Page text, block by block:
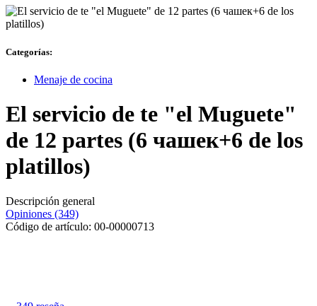
Categorías:
Menaje de cocina
El servicio de te "el Muguete"
de 12 partes (6 чашек+6 de los
platillos)
Descripción general
Opiniones (349)
Código de artículo: 00-00000713